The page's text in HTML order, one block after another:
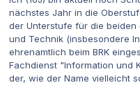
nächstes Jahr in die
der Unterstufe für die
und Technik (insbesondere
ehrenamtlich beim BRK
Fachdienst "Information und
der, wie der Name vielleicht